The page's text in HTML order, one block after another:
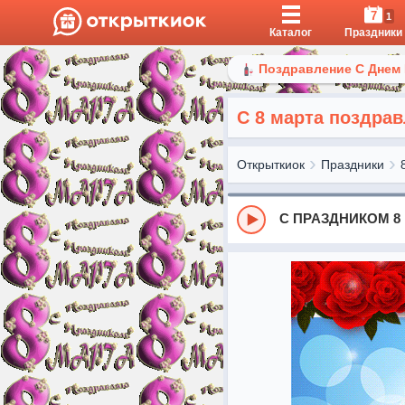
Каталог
7 1
Праздники
Поздравление С
С 8 марта
Открыткиок Праздники
С ПРАЗДНИКОМ 8